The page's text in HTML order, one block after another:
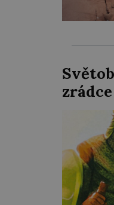
zrádce